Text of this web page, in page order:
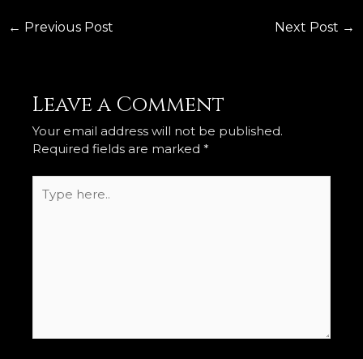
← Previous Post Next Post →
Leave a Comment
Your email address will not be published.
Required fields are marked*
here..